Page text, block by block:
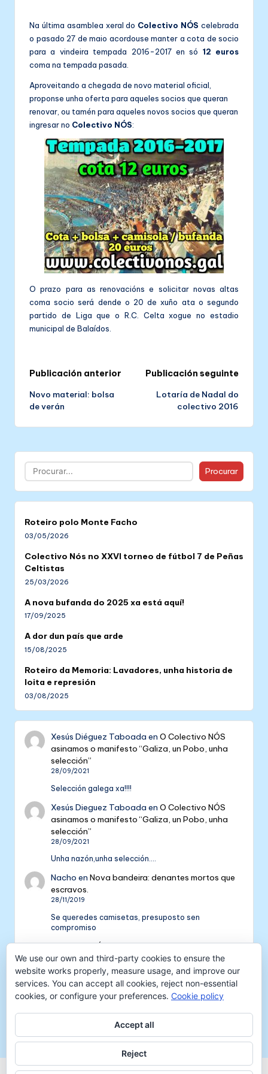
Na última asamblea xeral do Colectivo NÓS celebrada
o pasado 27 de maio acordouse manter a cota de socio
para a vindeira tempada 2016-2017 en só 12 euros
coma na tempada pasada.
Aproveitando a chegada de novo material oficial,
proponse unha oferta para aqueles socios que queran
renovar, ou tamén para aqueles novos socios que queran
ingresar no Colectivo NÓS:
O prazo para as renovacións e solicitar novas altas
coma socio será dende o 20 de xuño ata o segundo
partido de Liga que o R.C. Celta xogue no estadio
municipal de Balaídos.
Post
navigation
Publicación anterior
Novo material: bolsa
de verán
Publicación seguinte
Lotaría de Nadal do
colectivo 2016
Buscar Procurar
Roteiro polo Monte Facho
03/05/2026
Colectivo Nós no XXVI torneo de fútbol 7 de Peñas
Celtistas
25/03/2026
A nova bufanda do 2025 xa está aquí!
17/09/2025
A dor dun país que arde
15/08/2025
Roteiro da Memoria: Lavadores, unha historia de
loita e represión
03/08/2025
Xesús Diéguez Taboada enO Colectivo NÓS
asinamos o manifesto “Galiza, un Pobo, unha
selección”
28/09/2021
Selección galega xa!!!!
Xesús Dieguez Taboada enO Colectivo NÓS
asinamos o manifesto “Galiza, un Pobo, unha
selección”
28/09/2021
Unha nazón,unha selección....
Nacho enNova bandeira: denantes mortos que
escravos.
28/11/2019
Se queredes camisetas, presuposto sen
compromiso
Colectivo NÓS: 5 anos de galeguismo e celtismo
| Colectivo NósenV Aniversario do Colectivo
NÓS
16/09/2018
[…] mil tempadas máis. E por iso convidámosvos a
We use our own and third-party cookies to ensure the
website works properly, measure usage, and improve our
services. You can accept all cookies, reject non-essential
cookies, or configure your preferences. Cookie policy
Accept all
Reject